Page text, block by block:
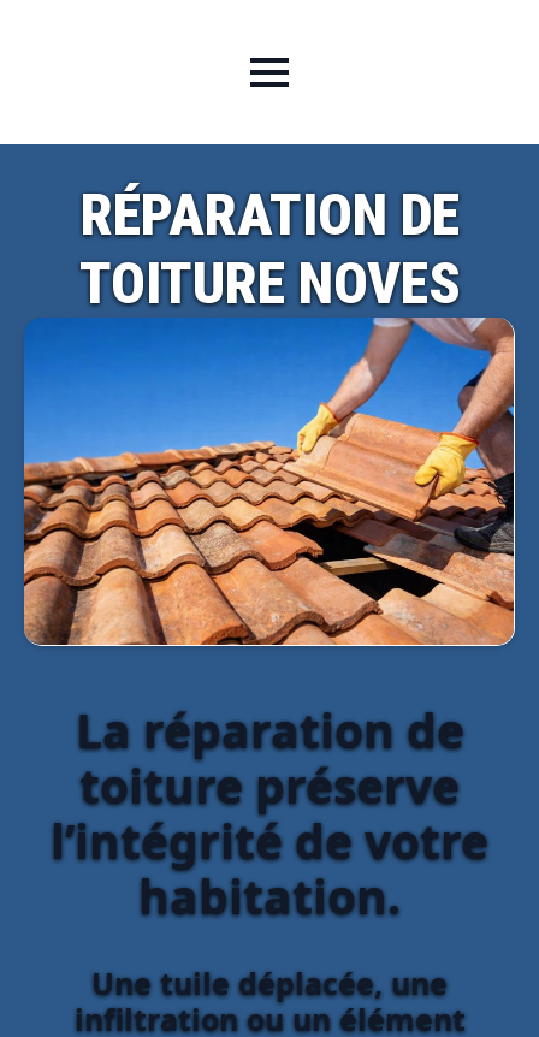
RÉPARATION DE
TOITURE NOVES
La réparation de
toiture préserve
l’intégrité de votre
habitation.
Une tuile déplacée, une
infiltration ou un élément